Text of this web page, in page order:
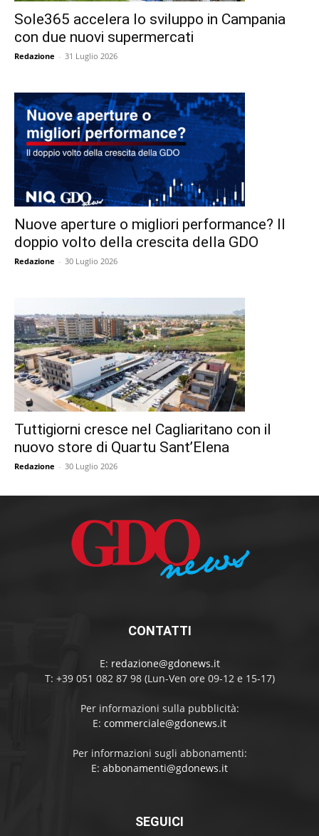
Sole365 accelera lo sviluppo in Campania
con due nuovi supermercati
Redazione - 31 Luglio 2026
Nuove aperture o migliori performance? Il
doppio volto della crescita della GDO
Redazione - 30 Luglio 2026
Tuttigiorni cresce nel Cagliaritano con il
nuovo store di Quartu Sant’Elena
Redazione - 30 Luglio 2026
CONTATTI
E: redazione@gdonews.it
T: +39 051 082 87 98 (Lun-Ven ore 09-12 e 15-17)
Per informazioni sulla pubblicità:
E: commerciale@gdonews.it
Per informazioni sugli abbonamenti:
E: abbonamenti@gdonews.it
SEGUICI